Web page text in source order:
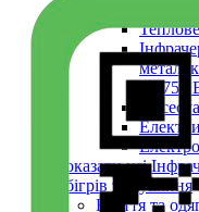
см 750
Показати усі
Обігрів та сушіння
Взуття та